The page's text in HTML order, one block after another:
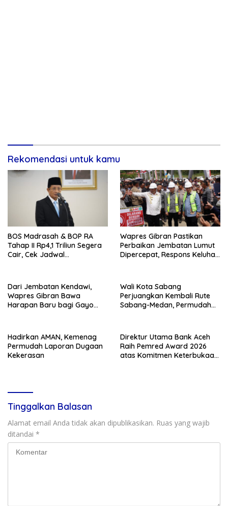
Rekomendasi untuk kamu
BOS Madrasah & BOP RA
Tahap II Rp4,1 Triliun Segera
Cair, Cek Jadwal
Wapres Gibran Pastikan
Perbaikan Jembatan Lumut
Dipercepat, Respons Keluhan
Dari Jembatan Kendawi,
Wapres Gibran Bawa
Harapan Baru bagi Gayo
Wali Kota Sabang
Perjuangkan Kembali Rute
Sabang-Medan, Permudah
Hadirkan AMAN, Kemenag
Permudah Laporan Dugaan
Kekerasan
Direktur Utama Bank Aceh
Raih Pemred Award 2026
atas Komitmen Keterbukaan
Tinggalkan Balasan
Alamat email Anda tidak akan dipublikasikan. Ruas yang wajib
ditandai *